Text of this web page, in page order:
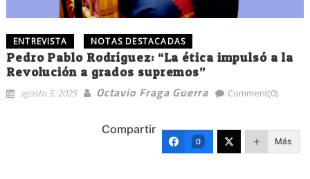
ENTREVISTA NOTAS DESTACADAS
Pedro Pablo Rodríguez: “La ética impulsó a la
Revolución a grados supremos”
agosto 5, 2025 Octavio Fraga Guerra Comment(0)
Compartir
0 Más